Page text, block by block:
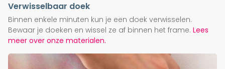
Verwisselbaar doek
Binnen enkele minuten kun je een doek verwisselen.
Bewaar je doeken en wissel ze af binnen het frame. Lees
meer over onze materialen.